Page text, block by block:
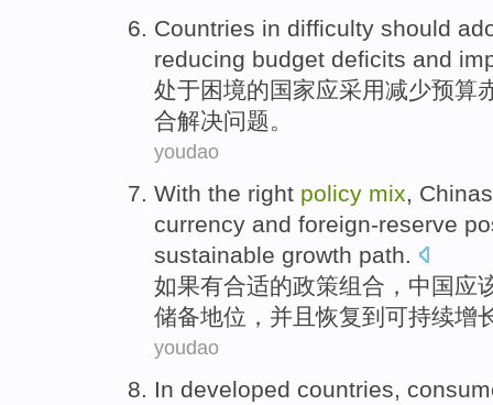
Countries in difficulty should
reducing budget deficits and
处于困境的国家应采用减少预算
合解决问题。
youdao
With the right policy mix,
currency and foreign-reserve
sustainable growth path.
如果有合适的政策组合 ， 中国应
储备地位 ， 并且恢复到 可持续增
youdao
In developed countries